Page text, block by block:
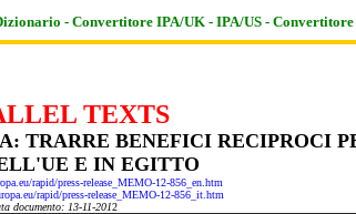
- Convertitore IPA/UK - IPA/US - Convertitore
TEXTS
TRARRE BENEFICI RECIPROCI
E IN EGITTO
rapid/press-release_MEMO-12-856_en.htm
rapid/press-release_MEMO-12-856_it.htm
documento: 13-11-2012